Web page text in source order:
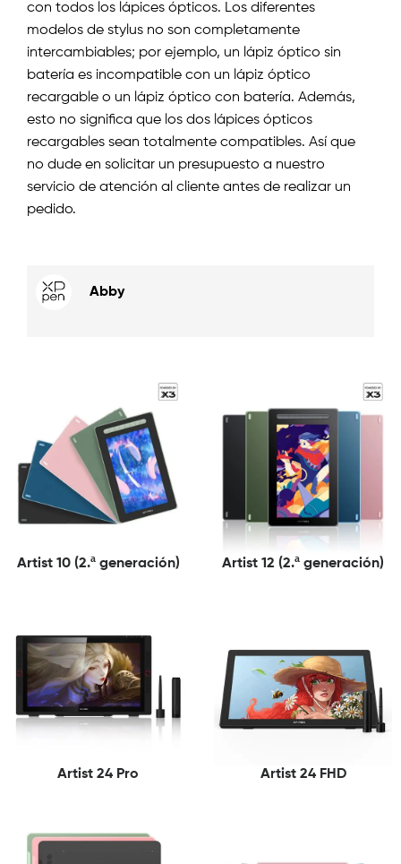
con todos los lápices ópticos. Los diferentes
modelos de stylus no son completamente
intercambiables; por ejemplo, un lápiz óptico sin
batería es incompatible con un lápiz óptico
recargable o un lápiz óptico con batería. Además,
esto no significa que los dos lápices ópticos
recargables sean totalmente compatibles. Así que
no dude en solicitar un presupuesto a nuestro
servicio de atención al cliente antes de realizar un
pedido.
Abby
Artist 10 (2.ª generación) Artist 12 (2.ª generación)
Artist 24 Pro Artist 24 FHD